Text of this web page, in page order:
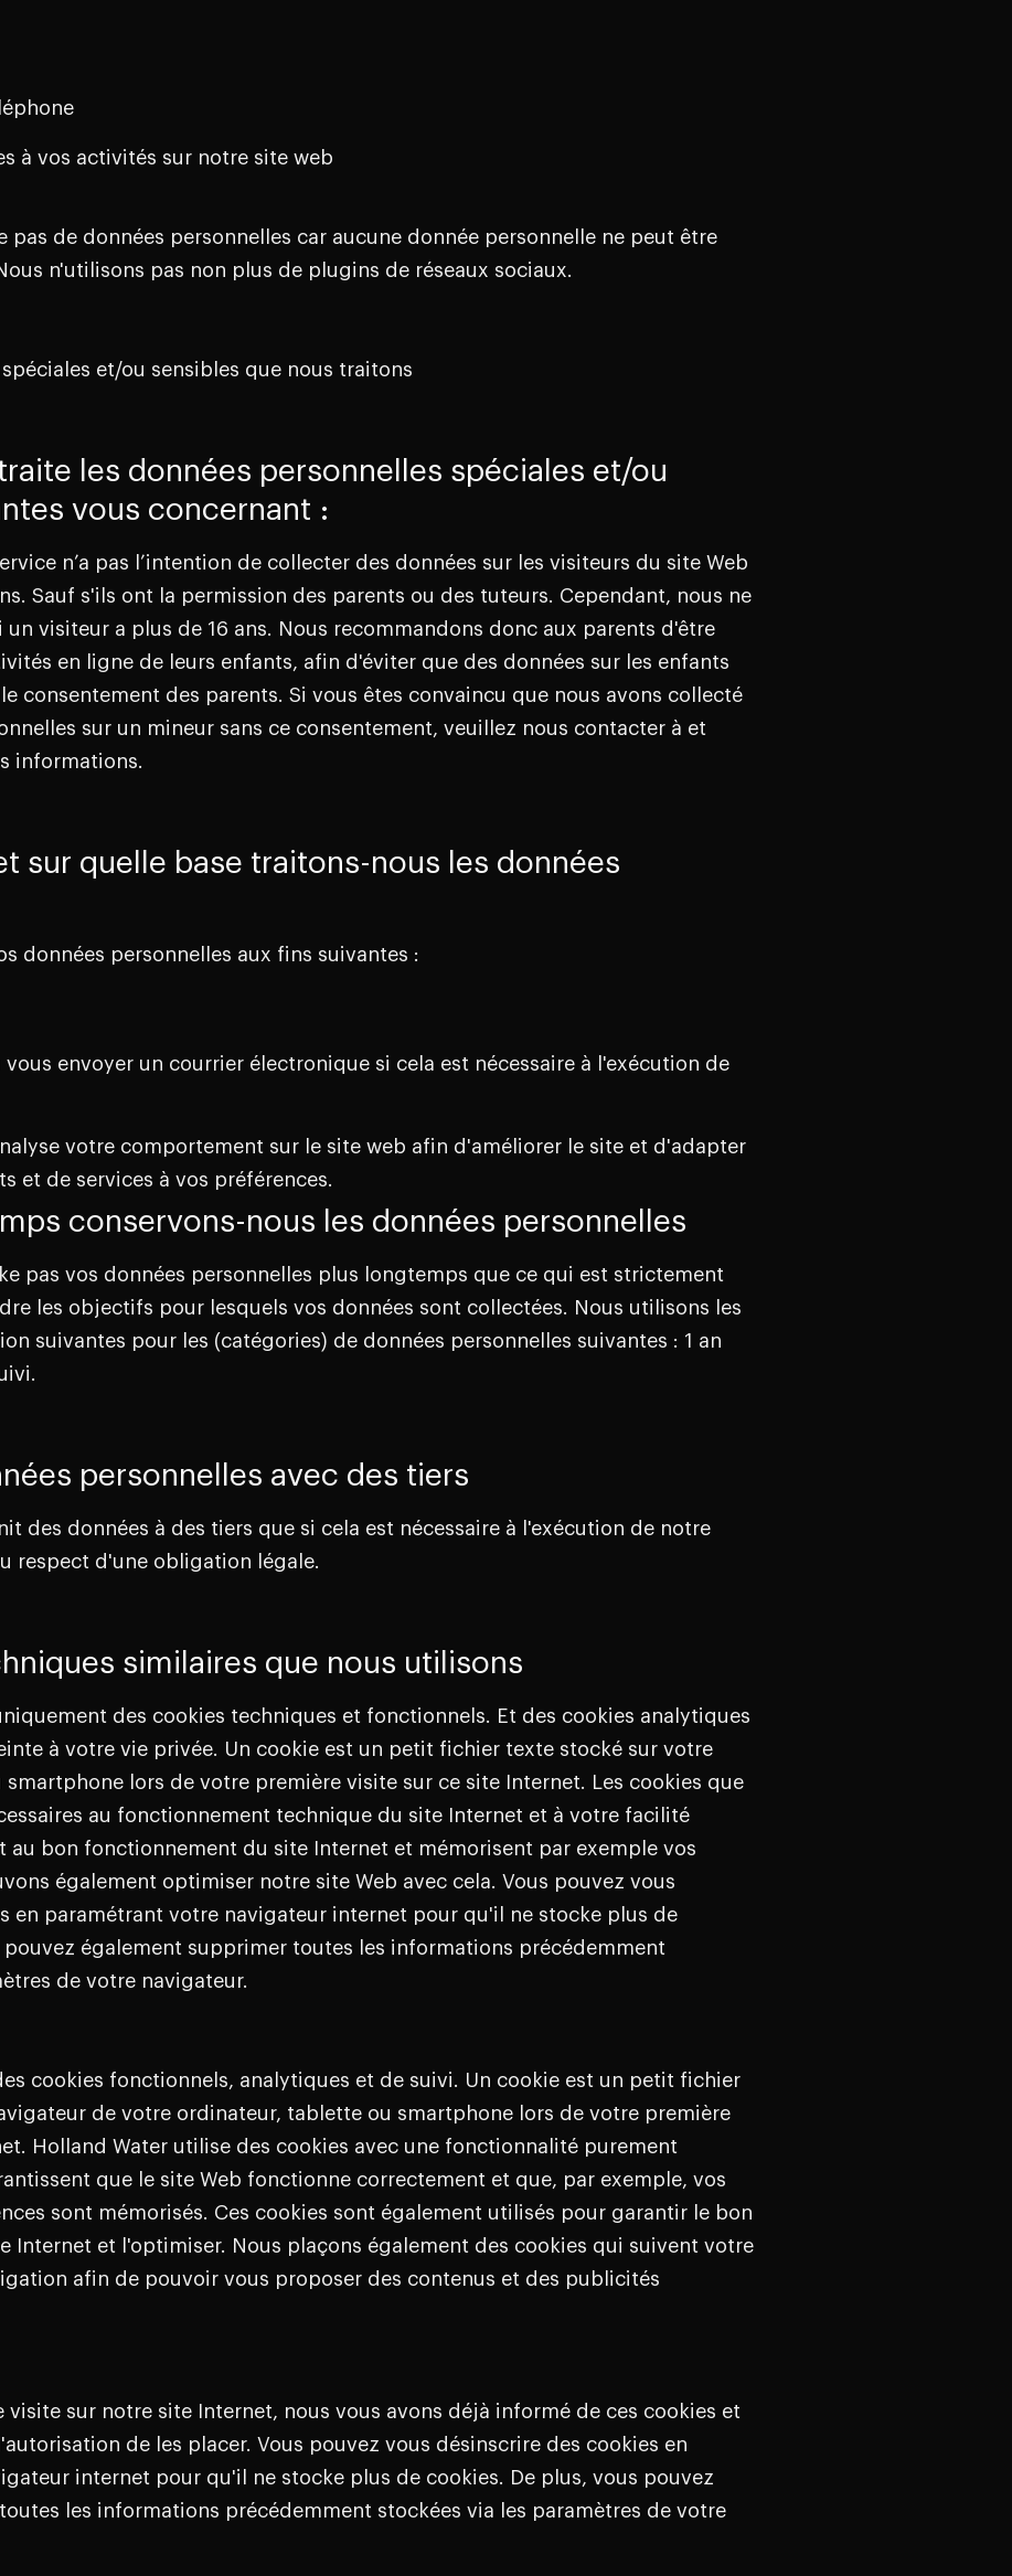
à vos activités sur notre site web
pas de données personnelles car aucune donnée personnelle ne peut être
n'utilisons pas non plus de plugins de réseaux sociaux.
et/ou sensibles que nous traitons
les données personnelles spéciales et/ou
vous concernant :
n’a pas l’intention de collecter des données sur les visiteurs du site Web
Sauf s'ils ont la permission des parents ou des tuteurs. Cependant, nous ne
un visiteur a plus de 16 ans. Nous recommandons donc aux parents d'être
en ligne de leurs enfants, afin d'éviter que des données sur les enfants
consentement des parents. Si vous êtes convaincu que nous avons collecté
sur un mineur sans ce consentement, veuillez nous contacter à et
informations.
sur quelle base traitons-nous les données
données personnelles aux fins suivantes :
vous envoyer un courrier électronique si cela est nécessaire à l'exécution de
votre comportement sur le site web afin d'améliorer le site et d'adapter
et de services à vos préférences.
conservons-nous les données personnelles
pas vos données personnelles plus longtemps que ce qui est strictement
les objectifs pour lesquels vos données sont collectées. Nous utilisons les
suivantes pour les (catégories) de données personnelles suivantes : 1 an
personnelles avec des tiers
des données à des tiers que si cela est nécessaire à l'exécution de notre
respect d'une obligation légale.
similaires que nous utilisons
des cookies techniques et fonctionnels. Et des cookies analytiques
à votre vie privée. Un cookie est un petit fichier texte stocké sur votre
lors de votre première visite sur ce site Internet. Les cookies que
au fonctionnement technique du site Internet et à votre facilité
au bon fonctionnement du site Internet et mémorisent par exemple vos
également optimiser notre site Web avec cela. Vous pouvez vous
en paramétrant votre navigateur internet pour qu'il ne stocke plus de
pouvez également supprimer toutes les informations précédemment
de votre navigateur.
cookies fonctionnels, analytiques et de suivi. Un cookie est un petit fichier
de votre ordinateur, tablette ou smartphone lors de votre première
Holland Water utilise des cookies avec une fonctionnalité purement
que le site Web fonctionne correctement et que, par exemple, vos
sont mémorisés. Ces cookies sont également utilisés pour garantir le bon
Internet et l'optimiser. Nous plaçons également des cookies qui suivent votre
afin de pouvoir vous proposer des contenus et des publicités
visite sur notre site Internet, nous vous avons déjà informé de ces cookies et
de les placer. Vous pouvez vous désinscrire des cookies en
internet pour qu'il ne stocke plus de cookies. De plus, vous pouvez
les informations précédemment stockées via les paramètres de votre